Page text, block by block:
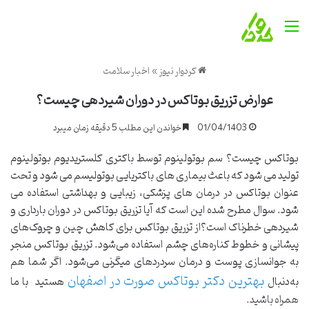
منو
کردوار نیوز»اخبار سلامت
عوارض تزریق بوتاکس در دوران شیردهی چیست؟
01/04/1403 خواندن این مطلب 5 دقیقه زمان میبرد
بوتاکس چیست؟ سم بوتولینوم توسط باکتری کلستریدیوم بوتولینوم
تولید می شود که باعث بیماری های باکتریایی بوتولیسم می شود و تحت
عنوان بوتاکس در درمان های پزشکی، زیبایی و بهداشتی استفاده می
شود. سوال مطرح شده این است که آیا تزریق بوتاکس در دوران بارداری و
شیردهی خطرناک است؟از تزریق بوتاکس برای کاهش چین و چروک‌های
پیشانی و خطوط کناره‌های چشم استفاده می‌شود. تزریق بوتاکس منجر
به جوانسازی پوست و درمان سردردهای میگرنی می‌شود. اگر شما هم
به‌دنبالبهترین دکتر بوتاکس صورت در اصفهان هستید با ما
همراه باشید.